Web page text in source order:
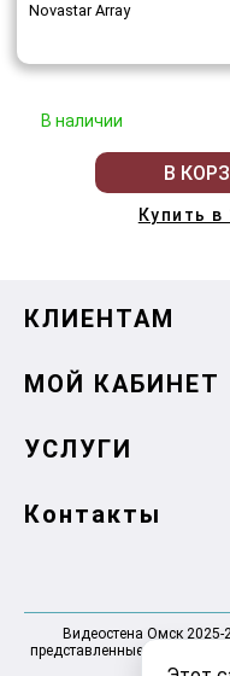
Novastar Array
В наличии
В
Купить в
КЛИЕНТАМ
МОЙ КАБИНЕТ
УСЛУГИ
Контакты
Видеостена Омск
представленные на сайте,